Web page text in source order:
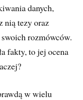
danych,
nią tezy oraz
rozmówców.
fakty, to jej ocena
w wielu